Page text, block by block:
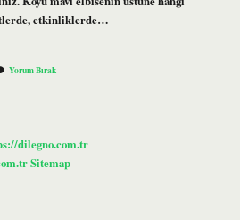
etkinliklerde…
Yorum Bırak
dilegno.com.tr
Sitemap